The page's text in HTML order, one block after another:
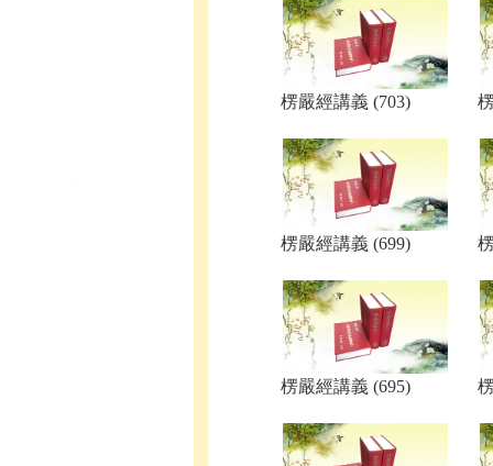
楞嚴經講義 (703)
楞嚴經講義 (699)
楞嚴經講義 (695)